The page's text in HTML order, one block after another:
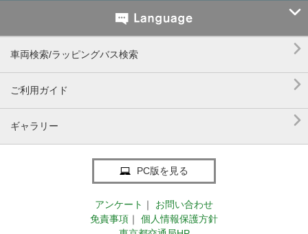

車両検索/ラッピングバス検索 
ご利用ガイド 
ギャラリー 
PC版を見る
アンケート ｜
お問い合わせ
免責事項 ｜
個人情報保護方針